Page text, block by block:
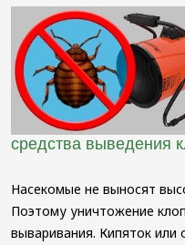
средства выведения
Насекомые не выносят
Поэтому уничтожение
вываривания. Кипяток